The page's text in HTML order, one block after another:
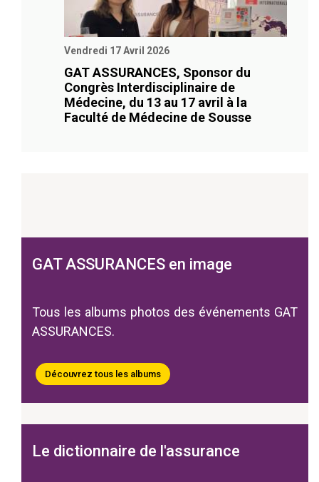
Vendredi 17 Avril 2026
GAT ASSURANCES, Sponsor du
Congrès Interdisciplinaire de
Médecine, du 13 au 17 avril à la
Faculté de Médecine de Sousse
GAT ASSURANCES en image
Tous les albums photos des événements GAT
ASSURANCES.
Découvrez tous les albums
Le dictionnaire de l'assurance